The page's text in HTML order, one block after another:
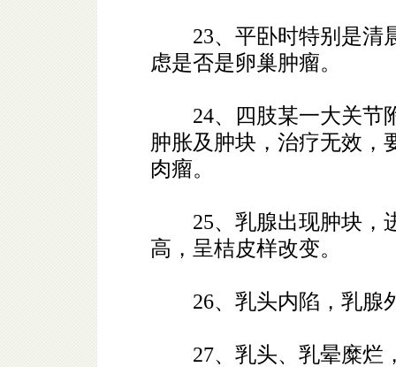
23、平卧时特别是清
虑是否是卵巢肿瘤。
24、四肢某一大关节
肿胀及肿块，治疗无效，
肉瘤。
25、乳腺出现肿块，
高，呈桔皮样改变。
26、乳头内陷，乳腺
27、乳头、乳晕糜烂